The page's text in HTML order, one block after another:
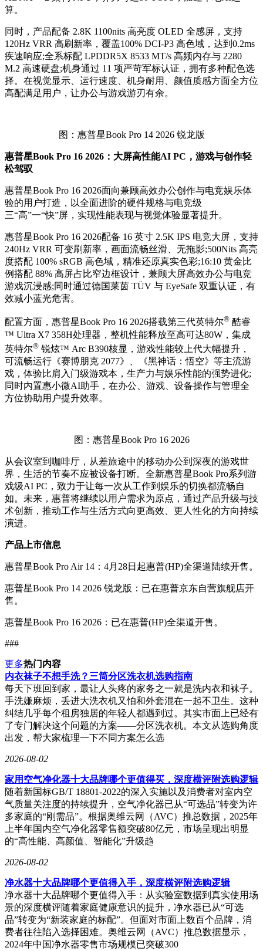
算。
同时，产品配备 2.8K 1100nits 高亮度 OLED 全感屏，支持
120Hz VRR 高刷新率，覆盖100% DCI-P3 高色域，达到0.2ms
疾速响应;全系标配 LPDDR5X 8533 MT/s 高频内存与 2280
M.2 高速硬盘;机身通过 11 项严苛军标认证，拥有多种配色选
择。在视觉显示、运行速度、机身耐用、颜值质感方面全方位
高配满足用户，让办公与游戏游刃有余。
图：惠普星Book Pro 14 2026 锐龙版
惠普星Book Pro 16 2026：大屏高性能AI PC，游戏与创作轻
松驾驭
惠普星Book Pro 16 2026面向兼顾高效办公创作与电竞娱乐体
验的用户打造，以全面进阶的硬件规格与电竞级
三“高”一“快”屏，实现性能表现与视觉体验显著提升。
惠普星Book Pro 16 2026配备 16 英寸 2.5K IPS 电竞大屏，支持
240Hz VRR 可变刷新率，画面流畅丝滑、无拖影;500Nits 高亮
度搭配 100% sRGB 高色域，精准还原真实色彩;16:10 黄金比
例搭配 88% 高屏占比窄边框设计，兼顾大屏高效办公与电竞
游戏沉浸感;同时通过德国莱茵 TÜV 与 EyeSafe 双重认证，有
效减小蓝光危害。
配置方面，惠普星Book Pro 16 2026搭载第三代英特尔® 酷睿
™ Ultra X7 358H处理器，整机性能释放至高可达80W，集成
英特尔® 锐炫™ Arc B390核显，游戏性能较上代大幅提升，
可流畅运行《赛博朋克 2077》、《黑神话：悟空》等主流游
戏，体验比肩入门级游戏本，生产力与娱乐性能的强势进化;
同时内置惠小微AI助手，在办公、游戏、设备操作与管理全
方位协助用户提升效率。
图：惠普星Book Pro 16 2026
从会议室到咖啡厅，从差旅途中的移动办公到深夜的游戏世
界，生活的节奏不应被设备打断。全新惠普星Book Pro系列游
戏级AI PC，致力于让每一次从工作到娱乐的切换都流畅自
如。未来，惠普将继续以用户需求为原点，通过产品升级与技
术创新，推动工作与生活方式向更高效、更人性化的方向持续
演进。
产品上市信息
惠普星Book Pro Air 14：4月28日起惠普(HP)全渠道陆续开售。
惠普星Book Pro 14 2026 锐龙版：已在惠普京东自营旗舰店开
售。
惠普星Book Pro 16 2026：已在惠普(HP)全渠道开售。
###
更多热门内容
内衣袜子不想手洗？三筒分区洗衣机选购指南
每天下班回到家，最让人头疼的家务之一就是洗内衣和袜子。
手洗嫌麻烦，丢进大洗衣机又怕和外套混在一起不卫生。这种
纠结几乎每个租房独居的年轻人都遇到过。其实市面上已经有
了专门解决这个问题的方案——分区洗衣机。本文从选购角度
出发，帮大家梳理一下不同方案怎么选
2026-08-02
家用空气净化器十大品牌哪个更值得买，深度横评附选购逻辑
随着新国标GB/T 18801-2022的深入实施以及消费者对室内空
气质量关注度的持续提升，空气净化器已从“可选品”转变为许
多家庭的“刚需品”。根据奥维云网（AVC）推总数据，2025年
上半年国内空气净化器零售额突破80亿元，市场呈现出明显
的“高性能、高颜值、智能化”升级趋
2026-08-02
净水器十大品牌哪个更值得入手，深度横评附选购逻辑
净水器十大品牌哪个更值得入手：从实验室数据到真实使用场
景的深度横评随着家庭健康意识的提升，净水器已从“可选
品”转变为“新装家庭的标配”。但面对市面上数百个品牌，消
费者往往陷入选择困难。奥维云网（AVC）推总数据显示，
2024年中国净水器零售市场规模已突破300